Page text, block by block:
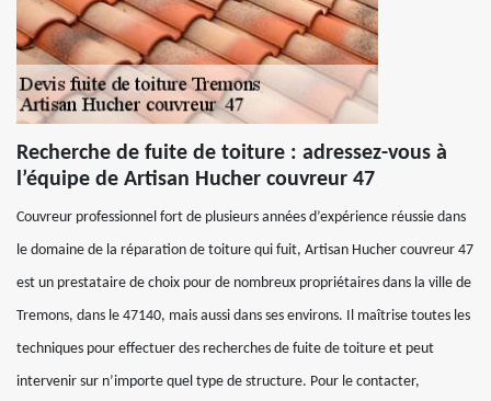
Recherche de fuite de toiture : adressez-vous à
l’équipe de Artisan Hucher couvreur 47
Couvreur professionnel fort de plusieurs années d’expérience réussie dans
le domaine de la réparation de toiture qui fuit, Artisan Hucher couvreur 47
est un prestataire de choix pour de nombreux propriétaires dans la ville de
Tremons, dans le 47140, mais aussi dans ses environs. Il maîtrise toutes les
techniques pour effectuer des recherches de fuite de toiture et peut
intervenir sur n’importe quel type de structure. Pour le contacter,